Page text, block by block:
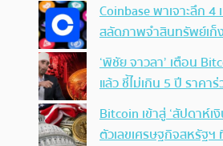
Coinbase พาเจาะลึก
สลัดภาพจำสินทรัพย์เก็
‘พิชัย จาวลา’ เตือน
แล้ว ชี้ไม่เกิน 5 ปี ราค
Bitcoin เข้าสู่ ‘สัปดาห์เ
ตัวเลขเศรษฐกิจสหรัฐฯ